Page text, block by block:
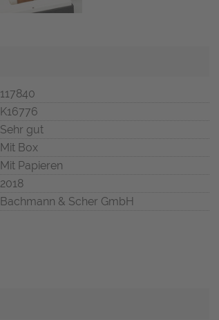
117840
K16776
Sehr gut
Mit Box
Mit Papieren
2018
Bachmann & Scher GmbH